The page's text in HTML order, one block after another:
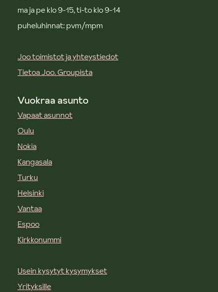
ma ja pe klo 9-15, ti-to klo 9-14
puheluhinnat: pvm/mpm
Joo toimistot ja yhteystiedot
Tietoa Joo. Groupista
Vuokraa asunto
Vapaat asunnot
Oulu
Nokia
Kangasala
Turku
Helsinki
Vantaa
Espoo
Kirkkonummi
Usein kysytyt kysymykset
Yrityksille